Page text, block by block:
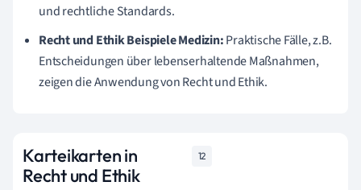
und rechtliche Standards.
Recht und Ethik Beispiele Medizin:Praktische Fälle, z.B.
Entscheidungen über lebenserhaltende Maßnahmen,
zeigen die Anwendung von Recht und Ethik.
Karteikarten in
Recht und Ethik
12